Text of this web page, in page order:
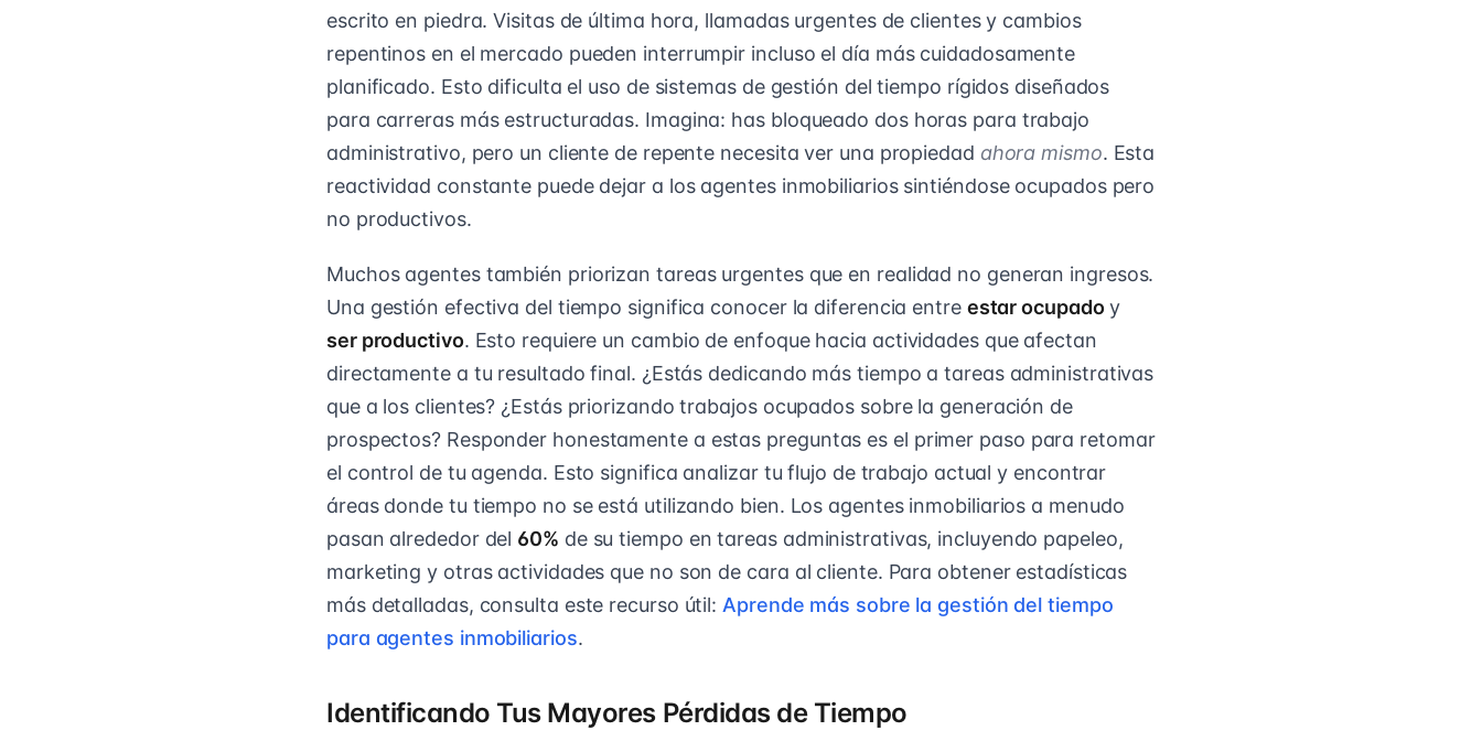
escrito en piedra. Visitas de última hora, llamadas urgentes de clientes y cambios
repentinos en el mercado pueden interrumpir incluso el día más cuidadosamente
planificado. Esto dificulta el uso de sistemas de gestión del tiempo rígidos diseñados
para carreras más estructuradas. Imagina: has bloqueado dos horas para trabajo
administrativo, pero un cliente de repente necesita ver una propiedad ahora mismo. Esta
reactividad constante puede dejar a los agentes inmobiliarios sintiéndose ocupados pero
no productivos.
Muchos agentes también priorizan tareas urgentes que en realidad no generan ingresos.
Una gestión efectiva del tiempo significa conocer la diferencia entre estar ocupadoy
ser productivo. Esto requiere un cambio de enfoque hacia actividades que afectan
directamente a tu resultado final. ¿Estás dedicando más tiempo a tareas administrativas
que a los clientes? ¿Estás priorizando trabajos ocupados sobre la generación de
prospectos? Responder honestamente a estas preguntas es el primer paso para retomar
el control de tu agenda. Esto significa analizar tu flujo de trabajo actual y encontrar
áreas donde tu tiempo no se está utilizando bien. Los agentes inmobiliarios a menudo
pasan alrededor del 60% de su tiempo en tareas administrativas, incluyendo papeleo,
marketing y otras actividades que no son de cara al cliente. Para obtener estadísticas
más detalladas, consulta este recurso útil: Aprende más sobre la gestión del tiempo
para agentes inmobiliarios.
Identificando Tus Mayores Pérdidas de Tiempo